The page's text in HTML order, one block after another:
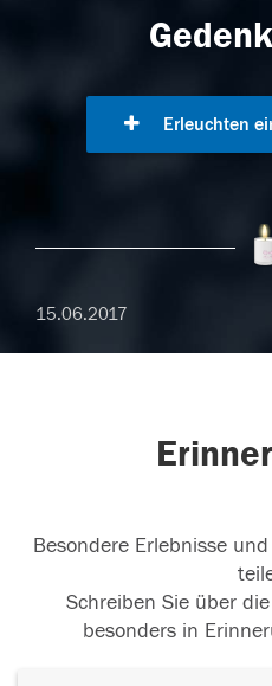
Erleuchten
15.06.2017
Besondere Erlebnisse
Schreiben Sie über
besonders in